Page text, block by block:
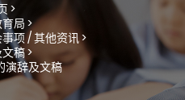
>
局 >
项 / 其他资讯 >
稿 >
演辞及文稿